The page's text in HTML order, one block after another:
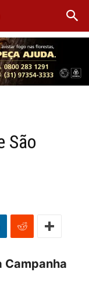
São
Campanha